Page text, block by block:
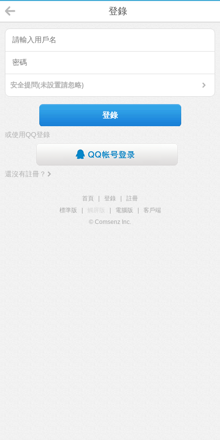
登錄
安全提問(未設置請忽略)
登錄
或使用QQ登錄
還沒有註冊？
首頁 登錄
註冊
標準版
觸屏版 電腦版
客戶端
© Comsenz Inc.